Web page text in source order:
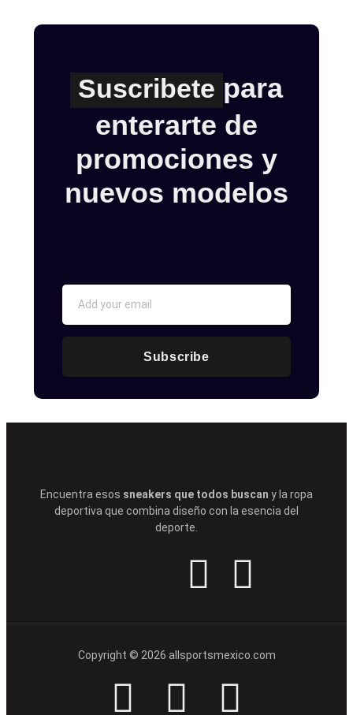
Suscribete para
enterarte de
promociones y
nuevos modelos
Subscribe
Encuentra esos sneakers que todos buscan y la ropa
deportiva que combina diseño con la esencia del
deporte.
Copyright © 2026 allsportsmexico.com